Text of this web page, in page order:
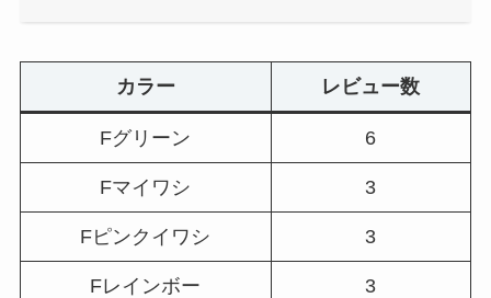
カラー レビュー数
Fグリーン 6
Fマイワシ 3
Fピンクイワシ 3
Fレインボー 3